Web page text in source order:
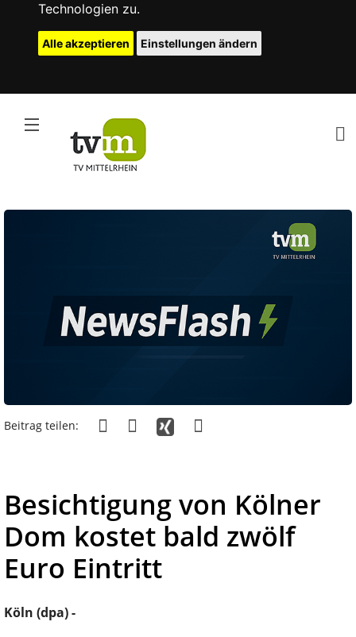
Technologien zu.
Alle akzeptieren Einstellungen ändern
Beitrag teilen:
Besichtigung von Kölner
Dom kostet bald zwölf
Euro Eintritt
Köln (dpa) -